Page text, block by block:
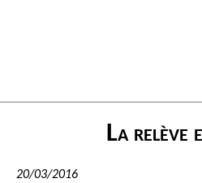
La relève
20/03/2016